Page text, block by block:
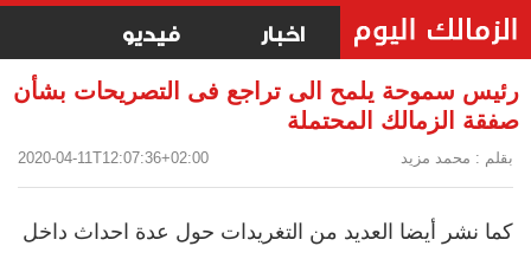
اخبار فيديو
رئيس سموحة يلمح الى تراجع فى التصريحات بشأن
صفقة الزمالك المحتملة
بقلم : محمد مزيد 2020-04-11T12:07:36+02:00
كما نشر أيضا العديد من التغريدات حول عدة احداث داخل